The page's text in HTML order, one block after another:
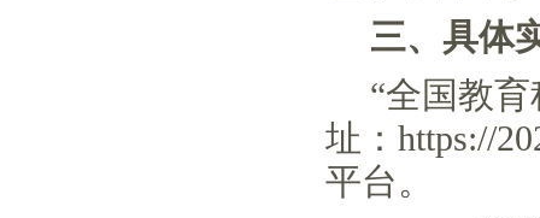
三、 具体
“全国教
址：https://
平台。